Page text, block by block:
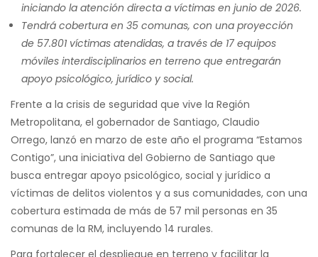
iniciando la atención directa a víctimas en junio de 2026.
Tendrá cobertura en 35 comunas, con una proyección
de 57.801 víctimas atendidas, a través de 17 equipos
móviles interdisciplinarios en terreno que entregarán
apoyo psicológico, jurídico y social.
Frente a la crisis de seguridad que vive la Región
Metropolitana, el gobernador de Santiago, Claudio
Orrego, lanzó en marzo de este año el programa “Estamos
Contigo”, una iniciativa del Gobierno de Santiago que
busca entregar apoyo psicológico, social y jurídico a
víctimas de delitos violentos y a sus comunidades, con una
cobertura estimada de más de 57 mil personas en 35
comunas de la RM, incluyendo 14 rurales.